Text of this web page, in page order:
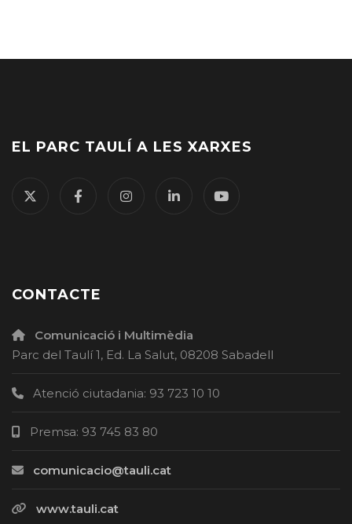
EL PARC TAULÍ A LES XARXES
CONTACTE
Comunicació i Multimèdia
Parc del Taulí 1, Ed. La Salut, 08208 Sabadell
Atenció ciutadania: 93 723 10 10
Premsa: 93 745 83 80
comunicacio@tauli.cat
www.tauli.cat